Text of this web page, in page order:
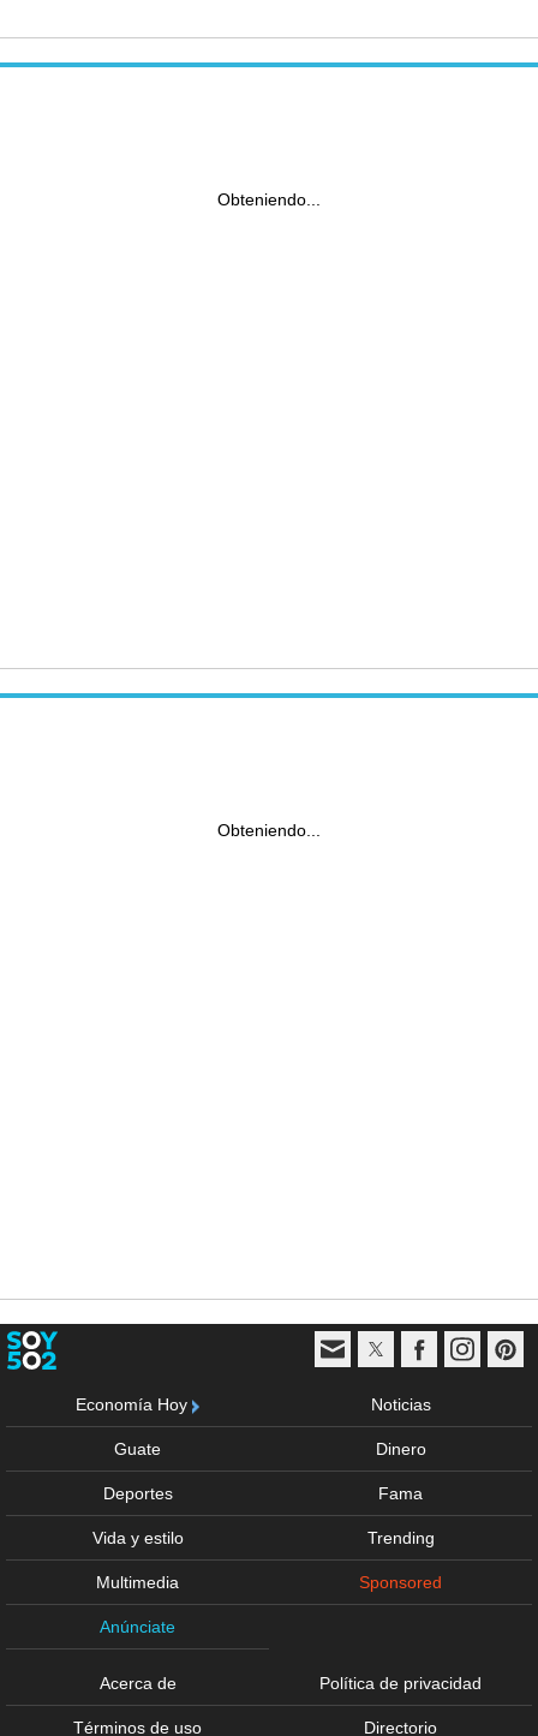
Obteniendo...
Obteniendo...
Economía Hoy Noticias
Guate Dinero
Deportes Fama
Vida y estilo Trending
Multimedia Sponsored
Anúnciate
Acerca de Política de privacidad
Términos de uso Directorio